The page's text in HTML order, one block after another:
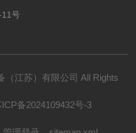
11号
（江苏）有限公司 All Rights
ICP备2024109432号-3